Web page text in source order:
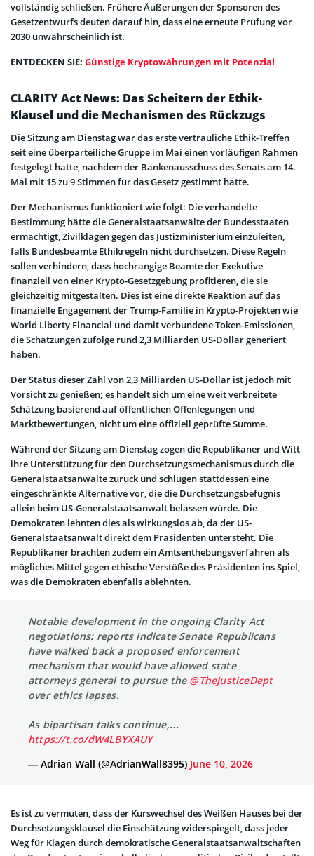
vollständig schließen. Frühere Äußerungen der Sponsoren des
Gesetzentwurfs deuten darauf hin, dass eine erneute Prüfung vor
2030 unwahrscheinlich ist.
ENTDECKEN SIE: Günstige Kryptowährungen mit Potenzial
CLARITY Act News: Das Scheitern der Ethik-
Klausel und die Mechanismen des Rückzugs
Die Sitzung am Dienstag war das erste vertrauliche Ethik-Treffen
seit eine überparteiliche Gruppe im Mai einen vorläufigen Rahmen
festgelegt hatte, nachdem der Bankenausschuss des Senats am 14.
Mai mit 15 zu 9 Stimmen für das Gesetz gestimmt hatte.
Der Mechanismus funktioniert wie folgt: Die verhandelte
Bestimmung hätte die Generalstaatsanwälte der Bundesstaaten
ermächtigt, Zivilklagen gegen das Justizministerium einzuleiten,
falls Bundesbeamte Ethikregeln nicht durchsetzen. Diese Regeln
sollen verhindern, dass hochrangige Beamte der Exekutive
finanziell von einer Krypto-Gesetzgebung profitieren, die sie
gleichzeitig mitgestalten. Dies ist eine direkte Reaktion auf das
finanzielle Engagement der Trump-Familie in Krypto-Projekten wie
World Liberty Financial und damit verbundene Token-Emissionen,
die Schätzungen zufolge rund 2,3 Milliarden US-Dollar generiert
haben.
Der Status dieser Zahl von 2,3 Milliarden US-Dollar ist jedoch mit
Vorsicht zu genießen; es handelt sich um eine weit verbreitete
Schätzung basierend auf öffentlichen Offenlegungen und
Marktbewertungen, nicht um eine offiziell geprüfte Summe.
Während der Sitzung am Dienstag zogen die Republikaner und Witt
ihre Unterstützung für den Durchsetzungsmechanismus durch die
Generalstaatsanwälte zurück und schlugen stattdessen eine
eingeschränkte Alternative vor, die die Durchsetzungsbefugnis
allein beim US-Generalstaatsanwalt belassen würde. Die
Demokraten lehnten dies als wirkungslos ab, da der US-
Generalstaatsanwalt direkt dem Präsidenten untersteht. Die
Republikaner brachten zudem ein Amtsenthebungsverfahren als
mögliches Mittel gegen ethische Verstöße des Präsidenten ins Spiel,
was die Demokraten ebenfalls ablehnten.
Notable development in the ongoing Clarity Act
negotiations: reports indicate Senate Republicans
have walked back a proposed enforcement
mechanism that would have allowed state
attorneys general to pursue the @TheJusticeDept
over ethics lapses.
As bipartisan talks continue,…
https://t.co/dW4LBYXAUY
— Adrian Wall (@AdrianWall8395) June 10, 2026
Es ist zu vermuten, dass der Kurswechsel des Weißen Hauses bei der
Durchsetzungsklausel die Einschätzung widerspiegelt, dass jeder
Weg für Klagen durch demokratische Generalstaatsanwaltschaften